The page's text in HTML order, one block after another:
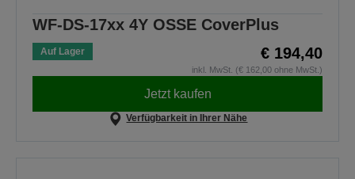
WF-DS-17xx 4Y OSSE CoverPlus
Auf Lager € 194,40
inkl. MwSt. (€ 162,00 ohne MwSt.)
Jetzt kaufen
Verfügbarkeit in Ihrer Nähe